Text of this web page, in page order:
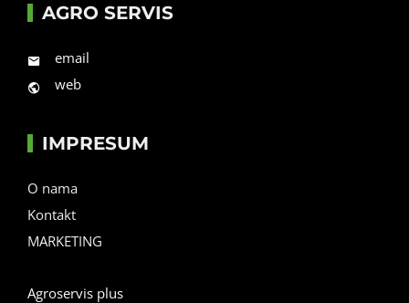
AGRO SERVIS
email
web
IMPRESUM
O nama
Kontakt
MARKETING
Agroservis plus